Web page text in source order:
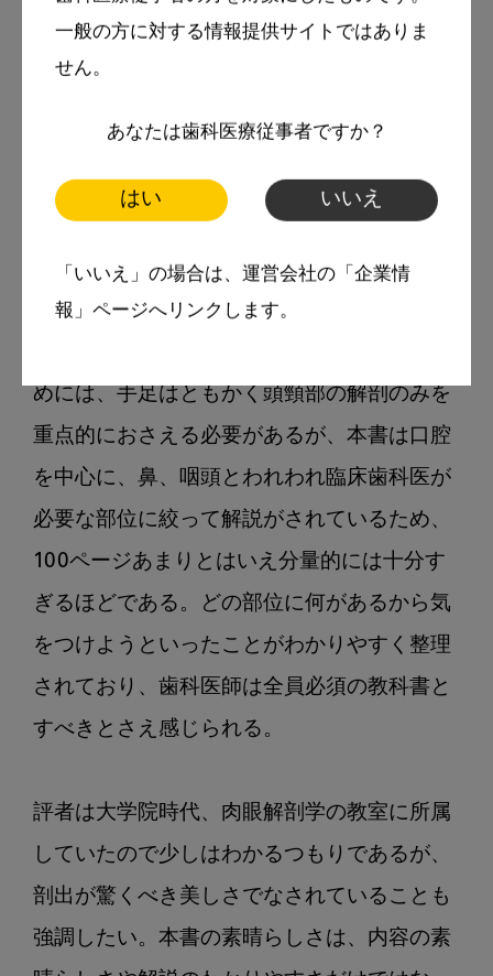
一般の方に対する情報提供サイトではありま
せん。
あなたは歯科医療従事者ですか？
はい いいえ
「いいえ」の場合は、運営会社の「企業情
報」ページへリンクします。
唯一、後から学生時代レベルの学びが不可能
な科目であるといえる。それはもう一度ご遺
であるが、そうであれば良書にたどり着くほ
かない。
しかし、このたび出版された本書はまさに解
剖実習を追体験できる必須の書であると強く
めには、手足はともかく頭頸部の解剖のみを
重点的におさえる必要があるが、本書は口腔
を中心に、鼻、咽頭とわれわれ臨床歯科医が
必要な部位に絞って解説がされているため、
100ページあまりとはいえ分量的には十分す
ぎるほどである。どの部位に何があるから気
をつけようといったことがわかりやすく整理
されており、歯科医師は全員必須の教科書と
すべきとさえ感じられる。
評者は大学院時代、肉眼解剖学の教室に所属
していたので少しはわかるつもりであるが、
剖出が驚くべき美しさでなされていることも
強調したい。本書の素晴らしさは、内容の素